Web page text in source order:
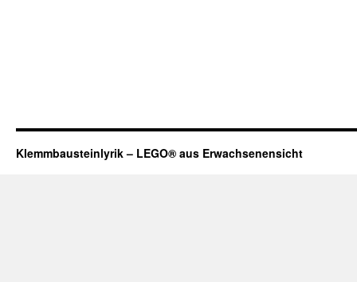
Klemmbausteinlyrik – LEGO® aus Erwachsenensicht